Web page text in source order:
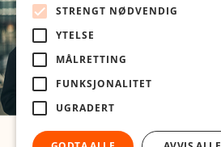
STRENGT NØDVENDIG
YTELSE
MÅLRETTING
FUNKSJONALITET
UGRADERT